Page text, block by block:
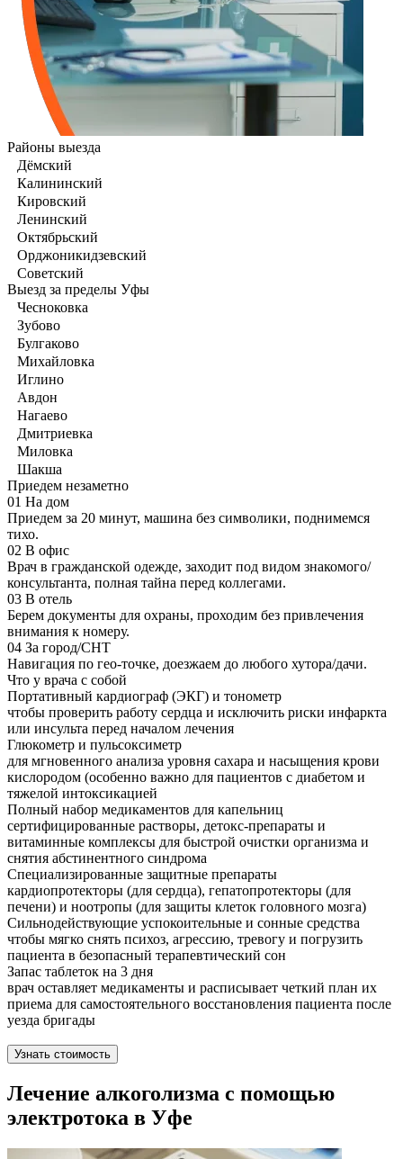
Районы выезда
Дёмский
Калининский
Кировский
Ленинский
Октябрьский
Орджоникидзевский
Советский
Выезд за пределы Уфы
Чесноковка
Зубово
Булгаково
Михайловка
Иглино
Авдон
Нагаево
Дмитриевка
Миловка
Шакша
Приедем незаметно
01 На дом
Приедем за 20 минут, машина без символики, поднимемся
тихо.
02 В офис
Врач в гражданской одежде, заходит под видом знакомого/
консультанта, полная тайна перед коллегами.
03 В отель
Берем документы для охраны, проходим без привлечения
внимания к номеру.
04 За город/СНТ
Навигация по гео-точке, доезжаем до любого хутора/дачи.
Что у врача с собой
Портативный кардиограф (ЭКГ) и тонометр
чтобы проверить работу сердца и исключить риски инфаркта
или инсульта перед началом лечения
Глюкометр и пульсоксиметр
для мгновенного анализа уровня сахара и насыщения крови
кислородом (особенно важно для пациентов с диабетом и
тяжелой интоксикацией
Полный набор медикаментов для капельниц
сертифицированные растворы, детокс-препараты и
витаминные комплексы для быстрой очистки организма и
снятия абстинентного синдрома
Специализированные защитные препараты
кардиопротекторы (для сердца), гепатопротекторы (для
печени) и ноотропы (для защиты клеток головного мозга)
Сильнодействующие успокоительные и сонные средства
чтобы мягко снять психоз, агрессию, тревогу и погрузить
пациента в безопасный терапевтический сон
Запас таблеток на 3 дня
врач оставляет медикаменты и расписывает четкий план их
приема для самостоятельного восстановления пациента после
уезда бригады
Узнать стоимость
Лечение алкоголизма с помощью
электротока в Уфе